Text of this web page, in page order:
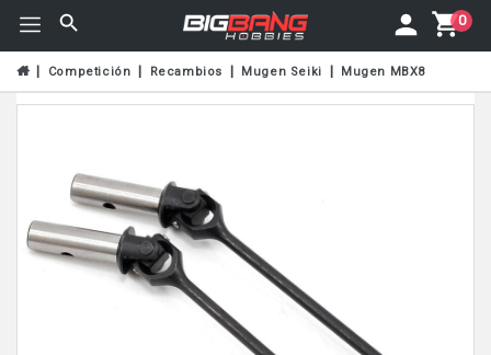
0
Competición Recambios Mugen Seiki Mugen MBX8